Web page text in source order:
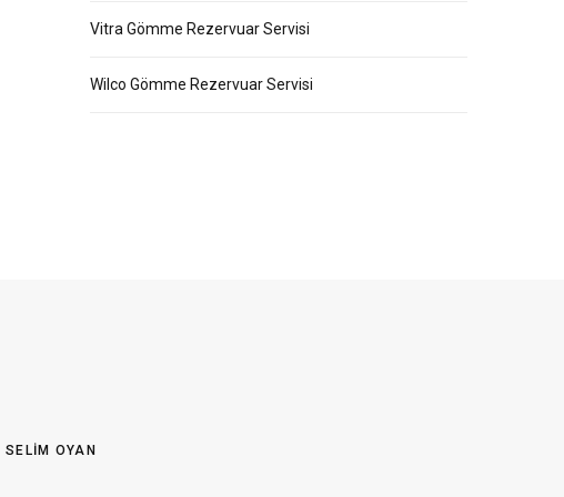
Vitra Gömme Rezervuar Servisi
Wilco Gömme Rezervuar Servisi
SELIM OYAN